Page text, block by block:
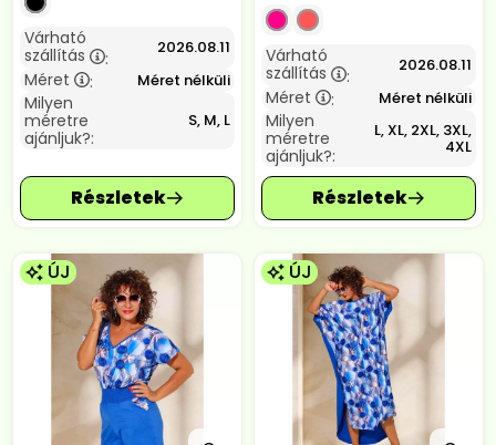
Várható
szállítás
: 2026.08.11
Méret : Méret nélküli
Milyen
méretre
ajánljuk?:
S, M, L
Várható
szállítás
: 2026.08.11
Méret : Méret nélküli
Milyen
méretre
ajánljuk?:
L, XL, 2XL, 3XL,
4XL
ÚJ ÚJ